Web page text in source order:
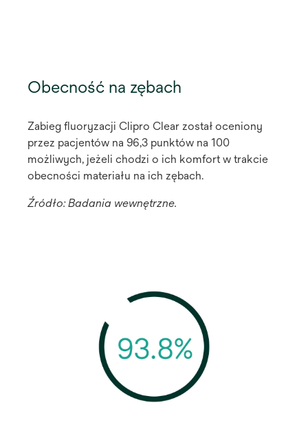
Obecność na zębach
Zabieg fluoryzacji Clipro Clear został oceniony
przez pacjentów na 96,3 punktów na 100
możliwych, jeżeli chodzi o ich komfort w trakcie
obecności materiału na ich zębach.
Źródło: Badania wewnętrzne.